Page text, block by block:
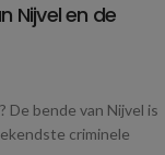
Nijvel en de
De bende van Nijvel is
criminele